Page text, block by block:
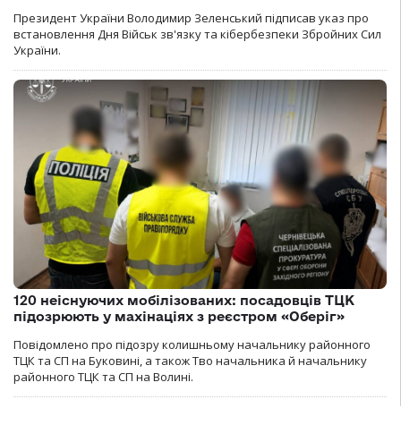
Президент України Володимир Зеленський підписав указ про
встановлення Дня Військ зв'язку та кібербезпеки Збройних Сил
України.
120 неіснуючих мобілізованих: посадовців ТЦК
підозрюють у махінаціях з реєстром «Оберіг»
Повідомлено про підозру колишньому начальнику районного
ТЦК та СП на Буковині, а також Тво начальника й начальнику
районного ТЦК та СП на Волині.